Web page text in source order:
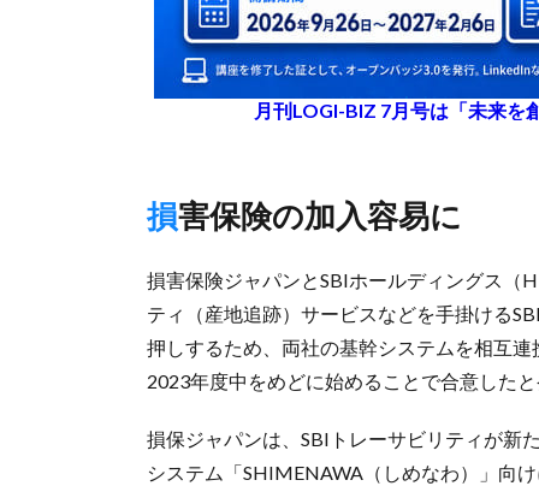
月刊LOGI-BIZ 7月号は「未来を
損害保険の加入容易に
損害保険ジャパンとSBIホールディングス（
ティ（産地追跡）サービスなどを手掛ける
押しするため、両社の基幹システムを相互
2023年度中をめどに始めることで合意した
損保ジャパンは、SBIトレーサビリティが新
システム「SHIMENAWA（しめなわ）」向